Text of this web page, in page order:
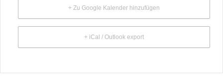
+ Zu Google Kalender hinzufügen
+ iCal / Outlook export